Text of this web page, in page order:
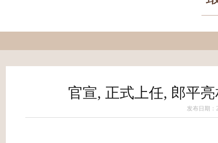
官宣, 正式上任, 郎平
发布日期：